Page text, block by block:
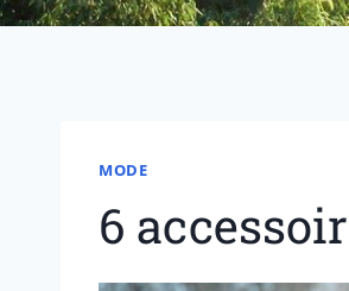
MODE
6